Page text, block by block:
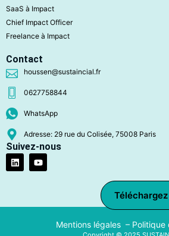
SaaS à Impact
Chief Impact Officer
Freelance à Impact
Contact
houssen@sustaincial.fr
0627758844
WhatsApp
Adresse: 29 rue du Colisée, 75008 Paris
Suivez-nous
Mentions légales – Politique